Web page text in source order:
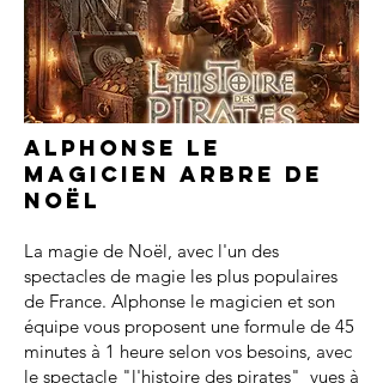
Alphonse le
magicien arbre de
noël
La magie de Noël, avec l'un des
spectacles de magie les plus populaires
de France. Alphonse le magicien et son
équipe vous proposent une formule de 45
minutes à 1 heure selon vos besoins, avec
le spectacle "l'histoire des pirates" vues à